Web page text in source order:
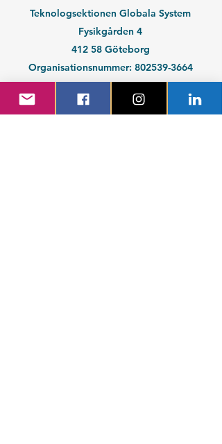
Teknologsektionen Globala System
Fysikgården 4
412 58 Göteborg
Organisationsnummer: 802539-3664
En del avChalmers Studentkår